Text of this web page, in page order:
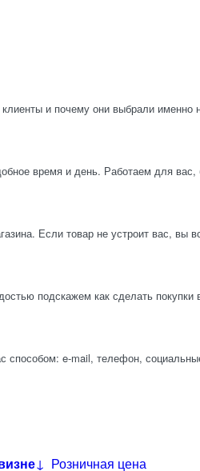
и почему они выбрали именно
время и день. Работаем для
Если товар не устроит вас, вы
подскажем как сделать
e-mail, телефон,
↓ Розничная цена